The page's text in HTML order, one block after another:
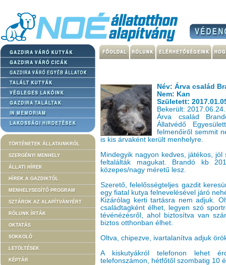
TÖRTÉNETEK ÁLLATAINKRÓL
SZERGÉNYI MENHELY
ÁLLATI HÍREK
HÍREK A GAZDIKTÓL
MENHELYSEGÍTŐ PROGRAM
SZTÁROK AZ ALAPÍTVÁNYÉRT
RÓLUNK ÍRTÁK
OKTATÁS
SOKKOLÓ
LETÖLTÉSEK
KÉPTÁR
Név: Árva család
Nem: Kan
Született:
Bekerült: 2017.06.24.
Árva család
Állatvédő
felmenőiről semmit
is kis árvaként került menhelyre.
Mindegyik nagyon kedves, játékos,
feltalálták magukat. Brandó kb
közepes/nagy méretű lesz.
Szerető, felelősségteljes gazdit
egy fiatal kutya felnevelésével járó
Kizárólag kerti tartásra nem adjuk.
családtagként élhet, legyen szó
tévénézésről, ahol biztosítva van
biztos otthonban élhet.
Oltva, chipezve, ivartalanítva adjuk
A kiskutyákról telefonon lehet
telefonszámon, hétfőtől szombatig 10